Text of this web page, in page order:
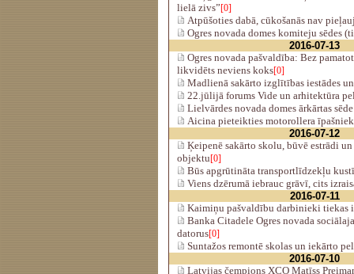
lielā zivs”[0]
Atpūšoties dabā, cūkošanās nav
Ogres novada domes komiteju sēdes
2016-07-13
Ogres novada pašvaldība: Bez
likvidēts neviens koks[0]
Madlienā sakārto izglītības iestādes
22.jūlijā forums Vide un arhitektūra
Lielvārdes novada domes ārkārtas
Aicina pieteikties motorollera
2016-07-12
Ķeipenē sakārto skolu, būvē estrādi
objektu[0]
Būs apgrūtināta transportlīdzekļu
Viens dzērumā iebrauc grāvī, cits
2016-07-11
Kaimiņu pašvaldību darbinieki tiekas
Banka Citadele Ogres novada
datorus[0]
Suntažos remontē skolas un iekārto
2016-07-10
Latvijas čempions XCO Matīss